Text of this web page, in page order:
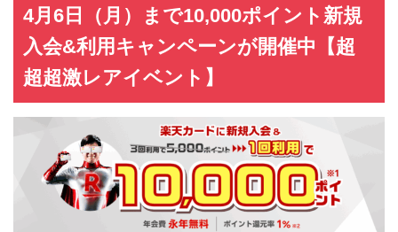
4月6日（月）まで10,000ポイント新規
入会&利用キャンペーンが開催中【超
超超激レアイベント】